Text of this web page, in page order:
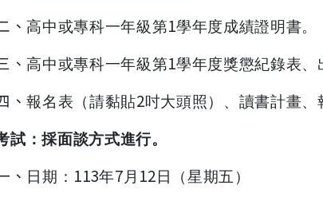
、高中或專科一年級第1學年度成績證明書。
、高中或專科一年級第1學年度獎懲紀錄表、
、報名表（請黏貼2吋大頭照）、讀書計畫、
試：採面談方式進行。
、 日期： 113年7月 12 日（星期五）